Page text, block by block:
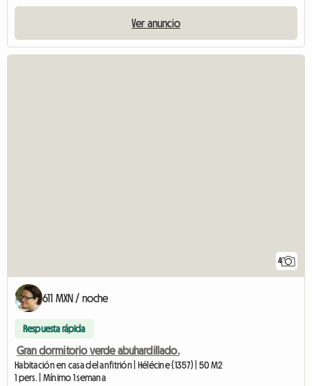
Ver anuncio
4
611 MXN / noche
Respuesta rápida
Gran dormitorio verde abuhardillado.
Habitación en casa del anfitrión | Hélécine (1357) | 50 M2
1 pers. | Mínimo 1 semana